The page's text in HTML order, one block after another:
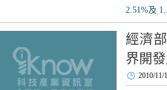
2.51%及
經濟
界開
2010/11/